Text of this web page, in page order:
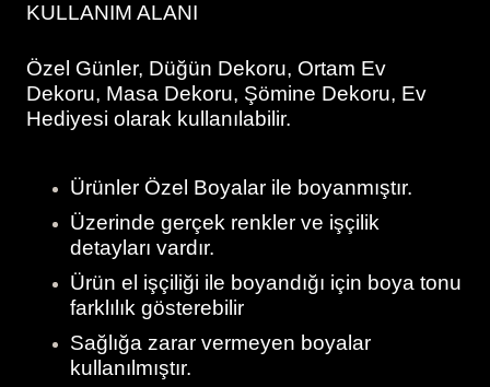
KULLANIM ALANI
Özel Günler, Düğün Dekoru, Ortam Ev
Dekoru, Masa Dekoru, Şömine Dekoru, Ev
Hediyesi olarak kullanılabilir.
Ürünler Özel Boyalar ile boyanmıştır.
Üzerinde gerçek renkler ve işçilik
detayları vardır.
Ürün el işçiliği ile boyandığı için boya tonu
farklılık gösterebilir
Sağlığa zarar vermeyen boyalar
kullanılmıştır.